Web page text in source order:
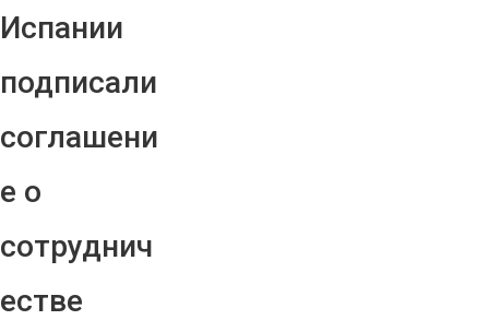
Испании
подписали
соглашени
е о
сотруднич
естве